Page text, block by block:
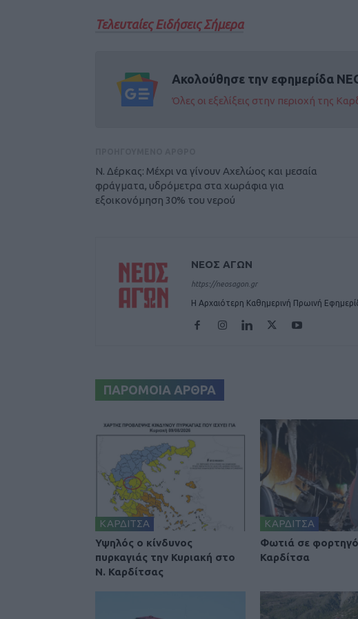
Τελευταίες Ειδήσεις Σήμερα
Ακολούθησε την εφημερίδα
Όλες οι εξελίξεις στην περιοχή της
N. Δέρκας: Μέχρι να γίνουν Αχελώος και μεσαία
φράγματα, υδρόμετρα στα χωράφια για
εξοικονόμηση 30% του νερού
ΝΕΟΣ ΑΓΩΝ
https://neosagon.gr
Η Αρχαιότερη Καθημερινή Πρωινή
ΠΑΡΟΜΟΙΑ ΑΡΘΡΑ
ΚΑΡΔΙΤΣΑ
Υψηλός ο κίνδυνος
πυρκαγιάς την Κυριακή στο
Ν. Καρδίτσας
ΚΑΡΔΙΤΣΑ
Φωτιά σε
Καρδίτσα